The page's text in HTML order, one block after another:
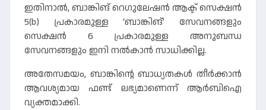
ഇതിനാൽ, ബാങ്കിങ് റെഗുലേഷൻ ആക്ട് സെക്ഷൻ
5(b) പ്രകാരമുള്ള ‘ബാങ്കിങ്’ സേവനങ്ങളും
സെക്ഷൻ 6 പ്രകാരമുള്ള അനുബന്ധ
സേവനങ്ങളും ഇനി നൽകാൻ സാധിക്കില്ല.
അതേസമയം, ബാങ്കിന്റെ ബാധ്യതകൾ തീർക്കാൻ
ആവശ്യമായ ഫണ്ട് ലഭ്യമാണെന്ന് ആർബിഐ
വ്യക്തമാക്കി.